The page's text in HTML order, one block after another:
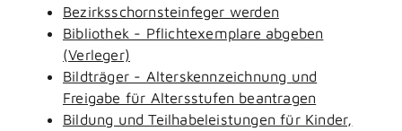
Bezirksschornsteinfeger werden
Bibliothek - Pflichtexemplare abgeben
(Verleger)
Bildträger - Alterskennzeichnung und
Freigabe für Altersstufen beantragen
Bildung und Teilhabeleistungen für Kinder,